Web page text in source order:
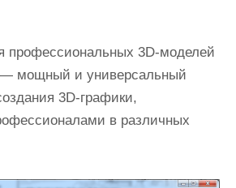
профессиональных 3D-моделей
— мощный и универсальный
3D-графики,
в различных